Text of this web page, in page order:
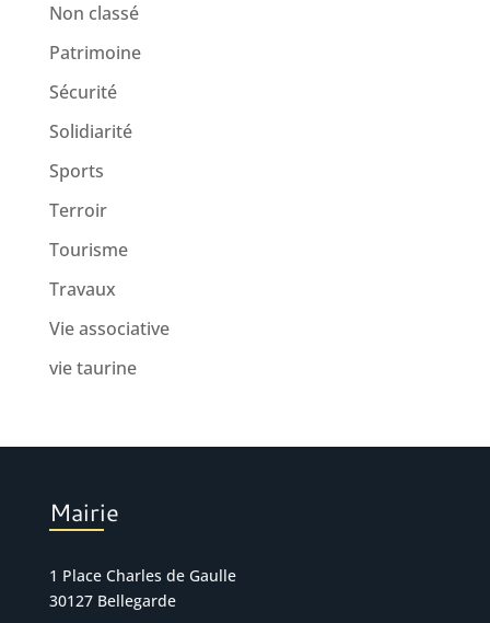
Non classé
Patrimoine
Sécurité
Solidiarité
Sports
Terroir
Tourisme
Travaux
Vie associative
vie taurine
Mairie
1 Place Charles de Gaulle
30127 Bellegarde